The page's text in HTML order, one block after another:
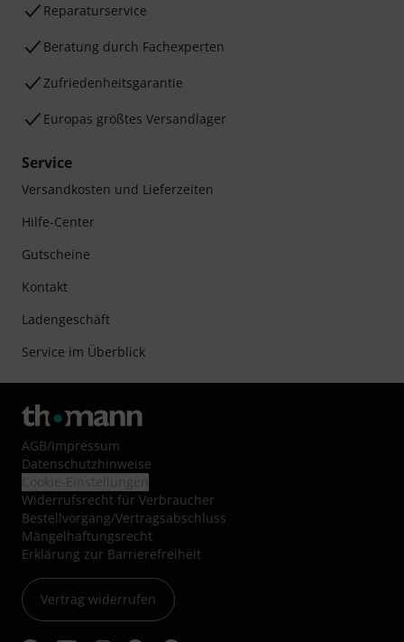
Reparaturservice
Beratung durch Fachexperten
Zufriedenheitsgarantie
Europas größtes Versandlager
Service
Versandkosten und Lieferzeiten
Hilfe-Center
Gutscheine
Kontakt
Ladengeschäft
Service im Überblick
AGB/Impressum
Datenschutzhinweise
Widerrufsrecht für Verbraucher
Bestellvorgang/Vertragsabschluss
Mängelhaftungsrecht
Erklärung zur Barrierefreiheit
Vertrag widerrufen